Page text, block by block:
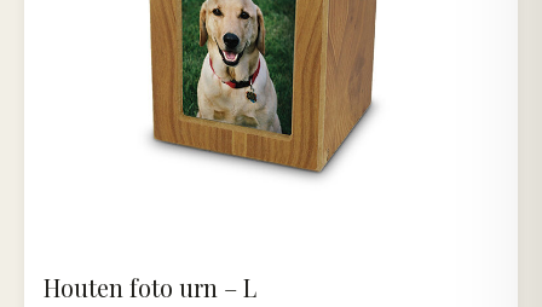
Houten foto urn – L